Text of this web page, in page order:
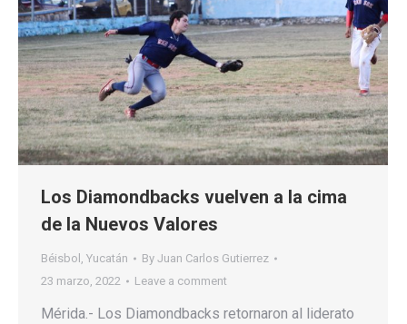
Los Diamondbacks vuelven a la cima
de la Nuevos Valores
Béisbol , Yucatán By Juan Carlos Gutierrez
23 marzo, 2022
Leave a comment
Mérida.- Los Diamondbacks retornaron al liderato